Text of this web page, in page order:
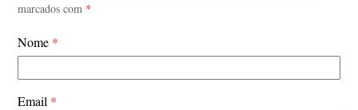
marcados com *
Nome *
Email *